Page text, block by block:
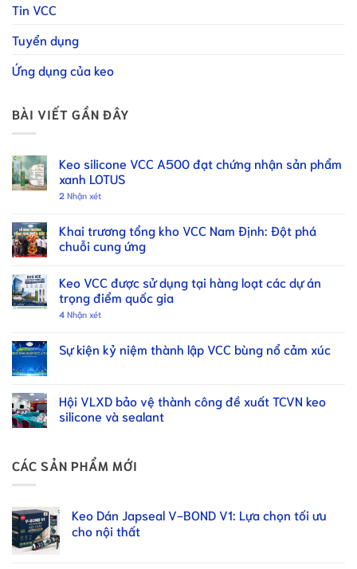
Tin VCC
Tuyển dụng
Ứng dụng của keo
BÀI VIẾT GẦN ĐÂY
Keo silicone VCC A500 đạt chứng nhận sản phẩm
xanh LOTUS
2 Nhận xét
Khai trương tổng kho VCC Nam Định: Đột phá
chuỗi cung ứng
Keo VCC được sử dụng tại hàng loạt các dự án
trọng điểm quốc gia
4 Nhận xét
Sự kiện kỷ niệm thành lập VCC bùng nổ cảm xúc
Hội VLXD bảo vệ thành công đề xuất TCVN keo
silicone và sealant
CÁC SẢN PHẨM MỚI
Keo Dán Japseal V-BOND V1: Lựa chọn tối ưu
cho nội thất